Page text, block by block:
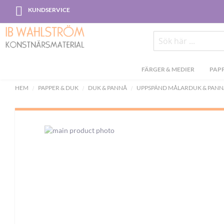
KUNDSERVICESkip
Content
Sök
FÄRGER & MEDIER
HEM PAPPER & DUK DUK & PANNÅ UPPSPÄND MÅLARDUK &